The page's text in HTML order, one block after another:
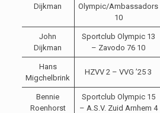
Dijkman
Olympic/Ambassadors
10
John
Dijkman
Sportclub Olympic 13
– Zavodo 76 10
Hans
Migchelbrink
HZVV 2 – VVG ’25 3
Bennie
Roenhorst
Sportclub Olympic 15
– A.S.V. Zuid Arnhem 4